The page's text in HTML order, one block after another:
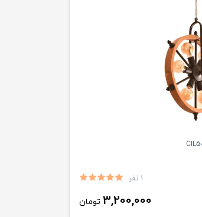
1 نفر
3,200,000 تومان